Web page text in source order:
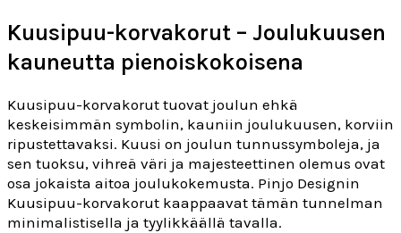
Kuusipuu-korvakorut – Joulukuusen
kauneutta pienoiskokoisena
Kuusipuu-korvakorut tuovat joulun ehkä
keskeisimmän symbolin, kauniin joulukuusen, korviin
ripustettavaksi. Kuusi on joulun tunnussymboleja, ja
sen tuoksu, vihreä väri ja majesteettinen olemus ovat
osa jokaista aitoa joulukokemusta. Pinjo Designin
Kuusipuu-korvakorut kaappaavat tämän tunnelman
minimalistisella ja tyylikkäällä tavalla.